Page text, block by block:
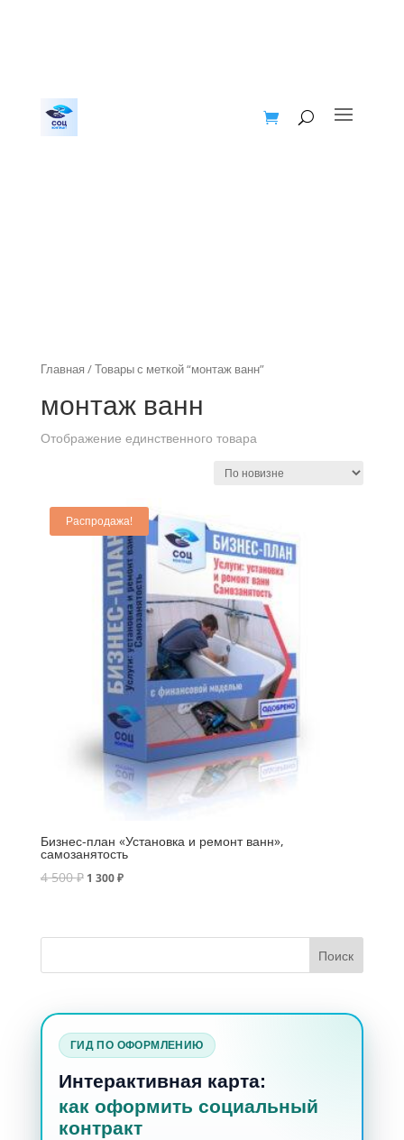
Главная / Товары с меткой “монтаж ванн”
монтаж ванн
Отображение единственного товара
Распродажа!
Бизнес-план «Установка и ремонт ванн»,
самозанятость
4 500₽ 1 300₽
ГИД ПО ОФОРМЛЕНИЮ
Интерактивная карта:
как оформить социальный
контракт